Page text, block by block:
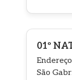
01º
São